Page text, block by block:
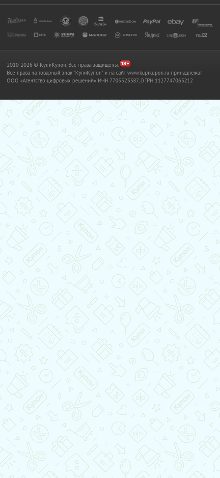
2010-2026 © КупиКупон. Все права защищены.
Все права на товарный знак "КупиКупон" и на сайт www.kupikupon.ru принадлежат
OOO «Агентство цифровых решений» ИНН 7705523387, ОГРН 1127747063212